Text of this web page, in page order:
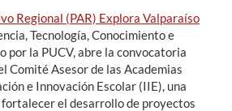
Regional (PAR) Explora Valparaíso
Tecnología, Conocimiento e
por la PUCV, abre la convocatoria
Comité Asesor de las Academias
e Innovación Escolar (IIE), una
el desarrollo de proyectos